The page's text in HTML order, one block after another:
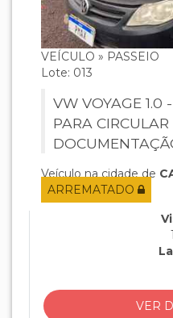
VEÍCULO » PASSEIO
Lote: 013
VW VOYAGE 1.0
PARA
Veículo na cidade de
ARREMATADO
VER